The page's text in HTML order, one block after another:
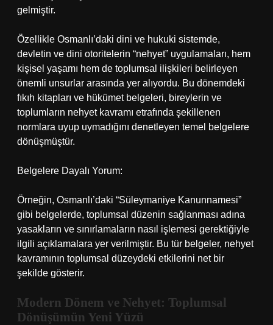
gelmiştir.
Özellikle Osmanlı’daki dini ve hukuki sistemde,
devletin ve dini otoritelerin “nehyet” uygulamaları, hem
kişisel yaşamı hem de toplumsal ilişkileri belirleyen
önemli unsurlar arasında yer alıyordu. Bu dönemdeki
fıkıh kitapları ve hükümet belgeleri, bireylerin ve
toplumların nehyet kavramı etrafında şekillenen
normlara uyup uymadığını denetleyen temel belgelere
dönüşmüştür.
Belgelere Dayalı Yorum:
Örneğin, Osmanlı’daki “Süleymaniye Kanunnamesi”
gibi belgelerde, toplumsal düzenin sağlanması adına
yasakların ve sınırlamaların nasıl işlemesi gerektiğiyle
ilgili açıklamalara yer verilmiştir. Bu tür belgeler, nehyet
kavramının toplumsal düzeydeki etkilerini net bir
şekilde gösterir.
Modern Dönem ve Nehyet: Toplumsal
Dönüşümün Yeni Yüzü